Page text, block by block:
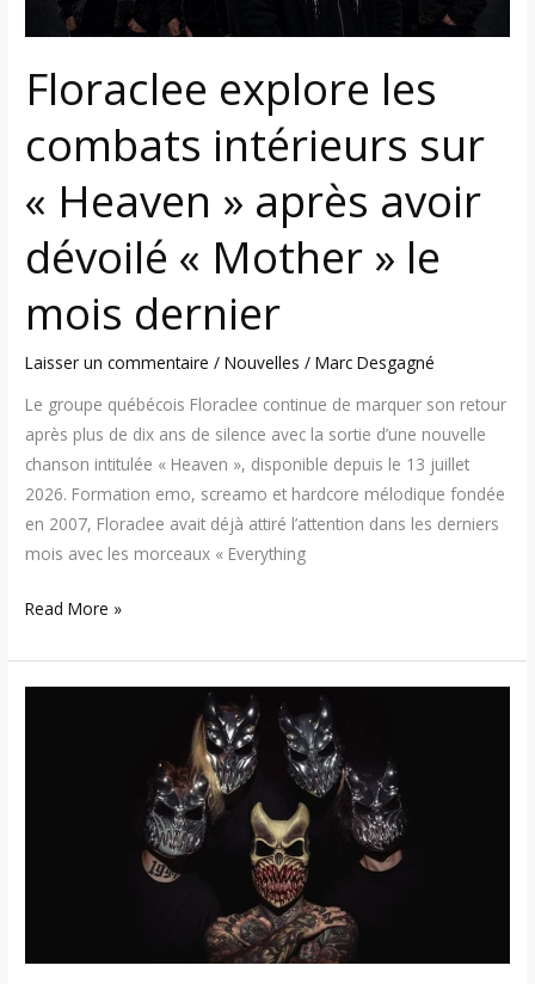
Floraclee explore les
combats intérieurs sur
« Heaven » après avoir
dévoilé « Mother » le
mois dernier
Laisser un commentaire /Nouvelles /Marc Desgagné
Le groupe québécois Floraclee continue de marquer son retour
après plus de dix ans de silence avec la sortie d’une nouvelle
chanson intitulée « Heaven », disponible depuis le 13 juillet
2026. Formation emo, screamo et hardcore mélodique fondée
en 2007, Floraclee avait déjà attiré l’attention dans les derniers
mois avec les morceaux « Everything
avoir
dévoilé
«
Mother
le
mois
dernier
Read More »
2026